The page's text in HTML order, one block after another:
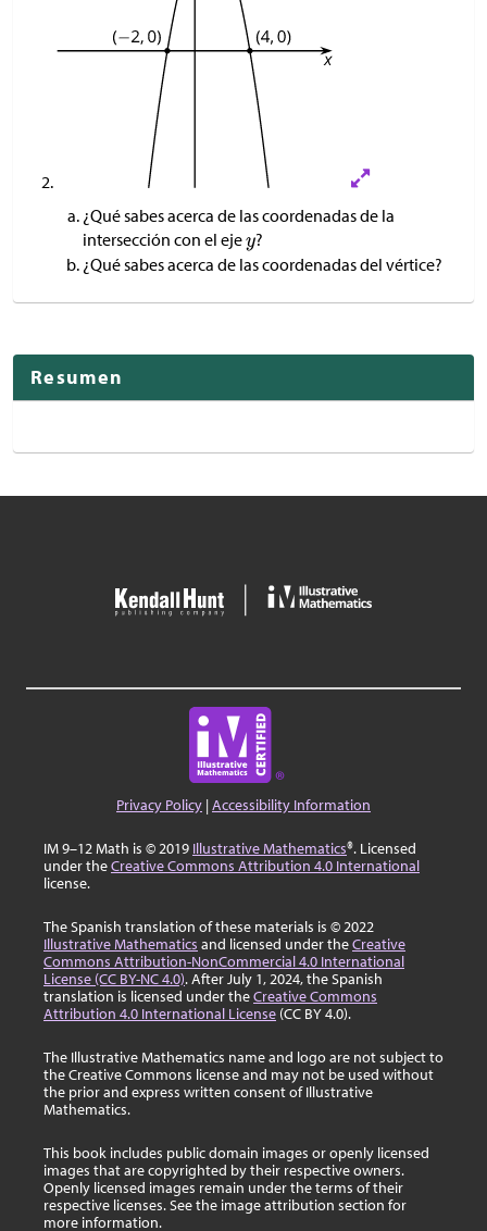
¿Qué sabes acerca de las coordenadas de la
intersección con el eje ?
¿Qué sabes acerca de las coordenadas del vértice?
Resumen
Privacy Policy |Accessibility Information
IM 9–12 Math is © 2019 Illustrative Mathematics®. Licensed
under theCreative Commons Attribution 4.0 International
license.
The Spanish translation of these materials is © 2022
Illustrative Mathematics and licensed under theCreative
Commons Attribution-NonCommercial 4.0 International
License (CC BY-NC 4.0). After July 1, 2024, the Spanish
translation is licensed under theCreative Commons
Attribution 4.0 International License (CC BY 4.0).
The Illustrative Mathematics name and logo are not subject to
the Creative Commons license and may not be used without
the prior and express written consent of Illustrative
Mathematics.
This book includes public domain images or openly licensed
images that are copyrighted by their respective owners.
Openly licensed images remain under the terms of their
respective licenses. See the image attribution section for
more information.